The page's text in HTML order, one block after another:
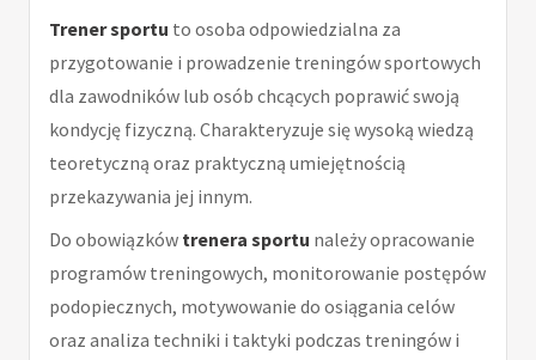
Trener sportu to osoba odpowiedzialna za
przygotowanie i prowadzenie treningów sportowych
dla zawodników lub osób chcących poprawić swoją
kondycję fizyczną. Charakteryzuje się wysoką wiedzą
teoretyczną oraz praktyczną umiejętnością
przekazywania jej innym.
Do obowiązków trenera sportu należy opracowanie
programów treningowych, monitorowanie postępów
podopiecznych, motywowanie do osiągania celów
oraz analiza techniki i taktyki podczas treningów i